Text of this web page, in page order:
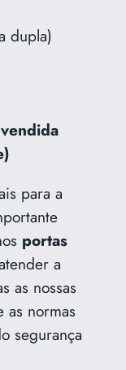
dupla)
para a
portas
a
as nossas
as normas
segurança